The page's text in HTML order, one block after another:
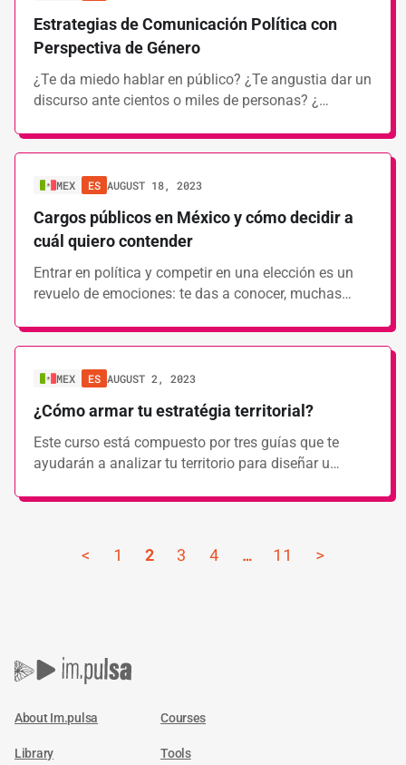
Estrategias de Comunicación Política con
Perspectiva de Género
¿Te da miedo hablar en público? ¿Te angustia dar un
discurso ante cientos o miles de personas? ¿…
MEX ES AUGUST 18, 2023
Cargos públicos en México y cómo decidir a
cuál quiero contender
Entrar en política y competir en una elección es un
revuelo de emociones: te das a conocer, muchas…
MEX ES AUGUST 2, 2023
¿Cómo armar tu estratégia territorial?
Este curso está compuesto por tres guías que te
ayudarán a analizar tu territorio para diseñar u…
< 1 2 3 4 … 11 >
About Im.pulsa Courses
Library Tools